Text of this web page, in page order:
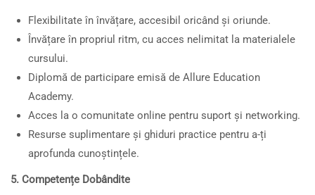
Flexibilitate în învățare, accesibil oricând și oriunde.
Învățare în propriul ritm, cu acces nelimitat la materialele
cursului.
Diplomă de participare emisă de Allure Education
Academy.
Acces la o comunitate online pentru suport și networking.
Resurse suplimentare și ghiduri practice pentru a-ți
aprofunda cunoștințele.
5. Competențe Dobândite